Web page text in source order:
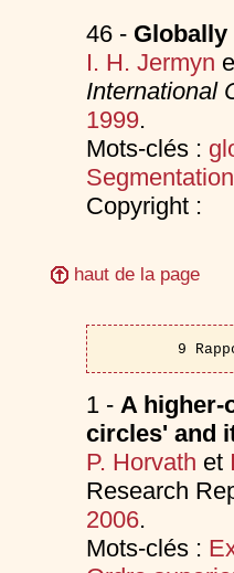
46 -
I. H. Jermyn
International
1999.
Mots-clés :
Segmentation
Copyright :
haut de la page
9
1 - A higher-
circles' and
P. Horvath et
Research
2006.
Mots-clés :